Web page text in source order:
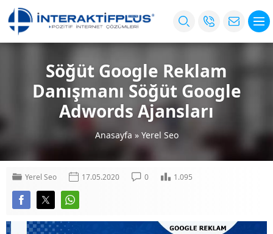
Söğüt Google Reklam
Danışmanı Söğüt Google
Adwords Ajansları
Anasayfa » Yerel Seo
Yerel Seo 17.05.2020 0 1.095